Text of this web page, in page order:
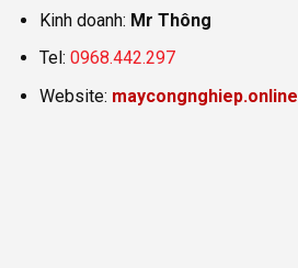
Kinh doanh: Mr Thông
Tel: 0968.442.297
Website: maycongnghiep.online